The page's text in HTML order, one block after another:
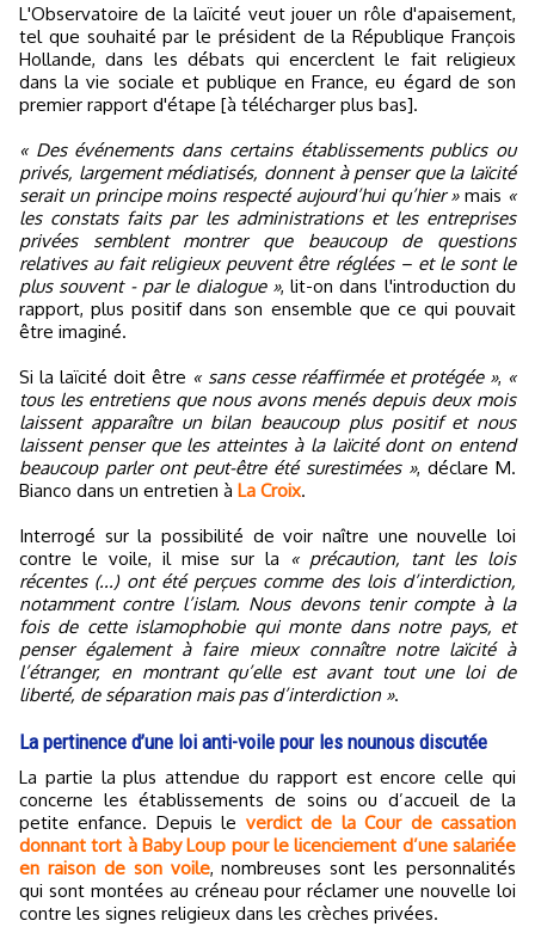
L'Observatoire de la laïcité veut jouer un rôle d'apaisement,
tel que souhaité par le président de la République François
Hollande, dans les débats qui encerclent le fait religieux
dans la vie sociale et publique en France, eu égard de son
premier rapport d'étape [à télécharger plus bas].
« Des événements dans certains établissements publics ou
privés, largement médiatisés, donnent à penser que la laïcité
serait un principe moins respecté aujourd’hui qu’hier »mais «
les constats faits par les administrations et les entreprises
privées semblent montrer que beaucoup de questions
relatives au fait religieux peuvent être réglées – et le sont le
plus souvent - par le dialogue », lit-on dans l'introduction du
rapport, plus positif dans son ensemble que ce qui pouvait
être imaginé.
Si la laïcité doit être « sans cesse réaffirmée et protégée », «
tous les entretiens que nous avons menés depuis deux mois
laissent apparaître un bilan beaucoup plus positif et nous
laissent penser que les atteintes à la laïcité dont on entend
beaucoup parler ont peut-être été surestimées », déclare M.
Bianco dans un entretien à La Croix.
Interrogé sur la possibilité de voir naître une nouvelle loi
contre le voile, il mise sur la
« précaution, tant les lois
récentes (...) ont été perçues comme des lois d’interdiction,
notamment contre l’islam. Nous devons tenir compte à la
fois de cette islamophobie qui monte dans notre pays, et
penser également à faire mieux connaître notre laïcité à
l’étranger, en montrant qu’elle est avant tout une loi de
liberté, de séparation mais pas d’interdiction ».
La pertinence d’une loi anti-voile pour les nounous discutée
La partie la plus attendue du rapport est encore celle qui
concerne les établissements de soins ou d’accueil de la
petite enfance. Depuis le verdict de la Cour de cassation
donnant tort à Baby Loup pour le licenciement d’une salariée
en raison de son voile, nombreuses sont les personnalités
qui sont montées au créneau pour réclamer une nouvelle loi
contre les signes religieux dans les crèches privées.